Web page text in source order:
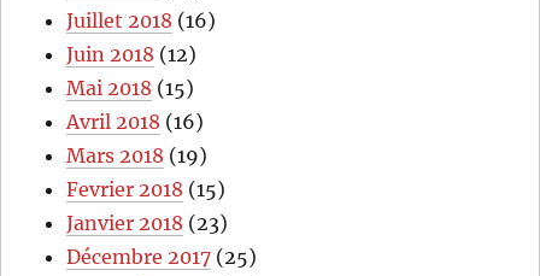
Juillet 2018 (16)
Juin 2018 (12)
Mai 2018 (15)
Avril 2018 (16)
Mars 2018 (19)
Fevrier 2018 (15)
Janvier 2018 (23)
Décembre 2017 (25)